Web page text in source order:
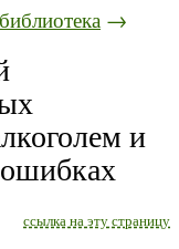
→
и
ссылка на эту страницу